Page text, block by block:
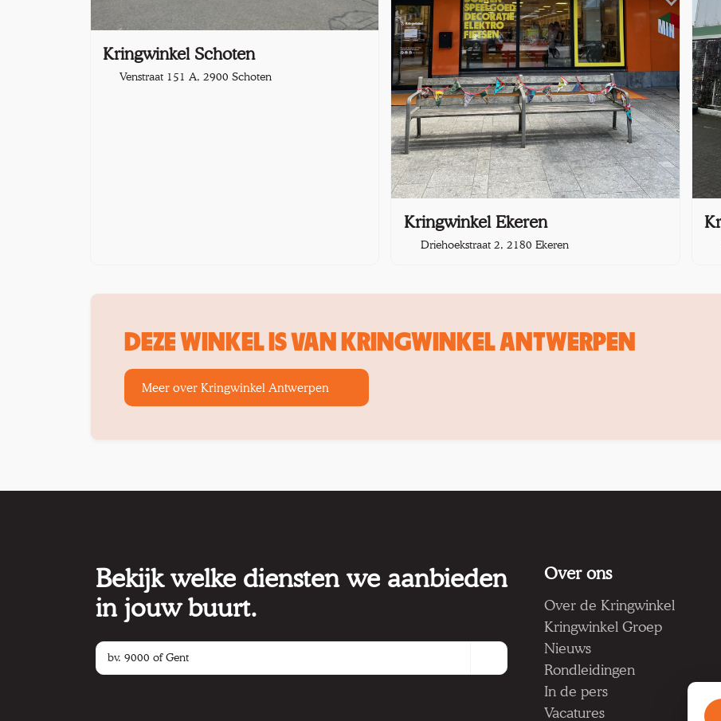
Kringwinkel Schoten
Venstraat 151 A, 2900 Schoten
Kringwinkel Ekeren
Driehoekstraat 2, 2180 Ekeren
DEZE WINKEL IS VAN KRINGWINKEL ANTWERPEN
Meer over Kringwinkel Antwerpen
Bekijk welke diensten we aanbieden
in jouw buurt.
Over ons
Over de Kringwinkel
Kringwinkel Groep
Nieuws
Rondleidingen
In de pers
Vacatures